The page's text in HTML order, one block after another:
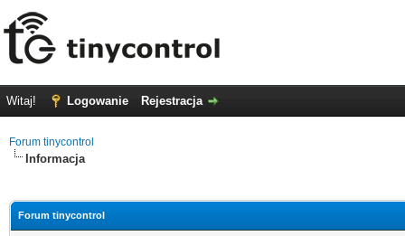
Witaj! Logowanie Rejestracja
Forum tinycontrol
Informacja
Forum tinycontrol